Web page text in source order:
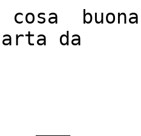
cosa
da